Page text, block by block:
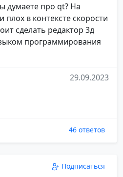
думаете про qt? На
в контексте скорости
сделать редактор 3д
программирования
29.09.2023
46 ответов
Подписаться